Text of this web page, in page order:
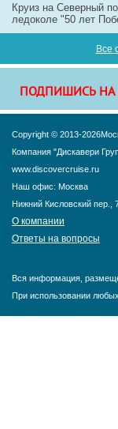
Круиз на Северный
ледоколе "50 лет
Все
ПОДПИШИСЬ НА
Copyright © 2013-
Компания "Дискавери
www.discovercruise.ru
Наш офис: Москва
Нижний Кисловский пер.,
О компании
Ответы на вопросы
Вся информация,
При использовании